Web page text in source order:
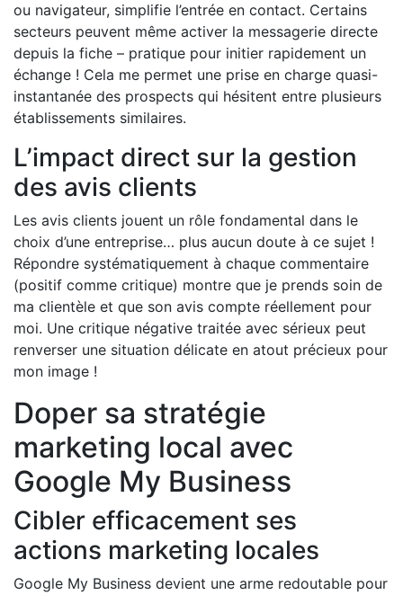
ou navigateur, simplifie l’entrée en contact. Certains
secteurs peuvent même activer la messagerie directe
depuis la fiche – pratique pour initier rapidement un
échange ! Cela me permet une prise en charge quasi-
instantanée des prospects qui hésitent entre plusieurs
établissements similaires.
L’impact direct sur la gestion
des avis clients
Les avis clients jouent un rôle fondamental dans le
choix d’une entreprise… plus aucun doute à ce sujet !
Répondre systématiquement à chaque commentaire
(positif comme critique) montre que je prends soin de
ma clientèle et que son avis compte réellement pour
moi. Une critique négative traitée avec sérieux peut
renverser une situation délicate en atout précieux pour
mon image !
Doper sa stratégie
marketing local avec
Google My Business
Cibler efficacement ses
actions marketing locales
Google My Business devient une arme redoutable pour